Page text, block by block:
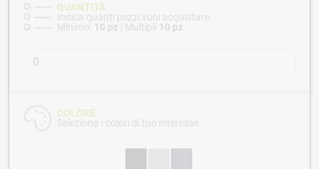
QUANTITÀ
Indica quanti pezzi vuoi acquistare.
Minimo: 10 pz | Multipli 10 pz
COLORE
Seleziona i colori di tuo interesse.